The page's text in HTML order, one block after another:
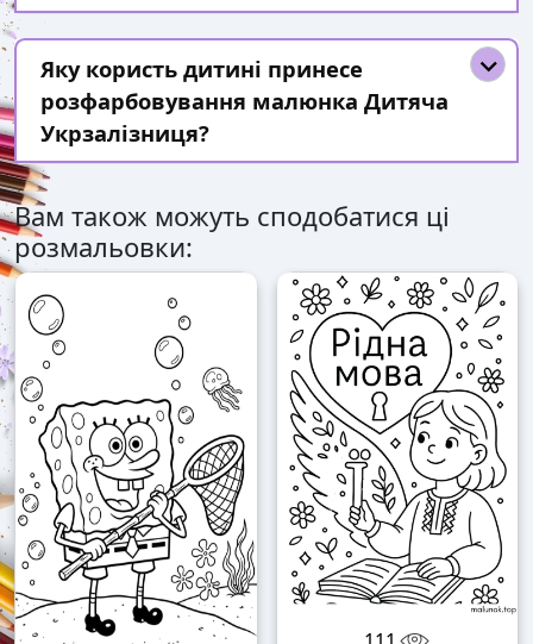
Яку користь дитині принесе
розфарбовування малюнка Дитяча
Укрзалізниця?
Вам також можуть сподобатися ці
розмальовки: